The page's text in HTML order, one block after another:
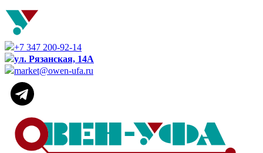
+7 347 200-92-14
ул. Рязанская, 14А
market@owen-ufa.ru